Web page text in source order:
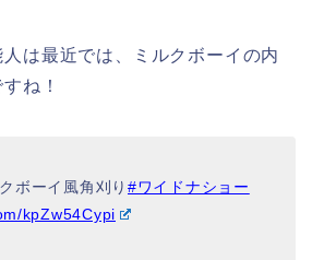
は最近では、ミルクボーイの内
ね！
ボーイ風角刈り #ワイドナショー
kpZw54Cypi